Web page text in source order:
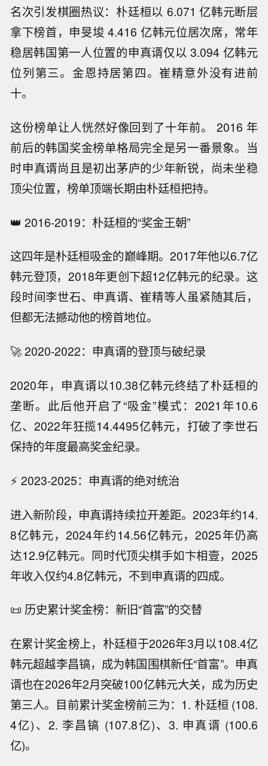
名次引发棋圈热议：朴廷桓以 6.071 亿韩元断层
拿下榜首，申旻埈 4.416 亿韩元位居次席，常年
稳居韩国第一人位置的申真谞仅以 3.094 亿韩元
位列第三。金恩持居第四。崔精意外没有进前
十。
这份榜单让人恍然好像回到了十年前。 2016 年
前后的韩国奖金榜单格局完全是另一番景象。当
时申真谞尚且是初出茅庐的少年新锐，尚未坐稳
顶尖位置，榜单顶端长期由朴廷桓把持。
👑 2016-2019：朴廷桓的“奖金王朝”
这四年是朴廷桓吸金的巅峰期。2017年他以6.7亿
韩元登顶，2018年更创下超12亿韩元的纪录。这
段时间李世石、申真谞、崔精等人虽紧随其后，
但都无法撼动他的榜首地位。
🚀 2020-2022：申真谞的登顶与破纪录
2020年，申真谞以10.38亿韩元终结了朴廷桓的
垄断。此后他开启了“吸金”模式：2021年10.6
亿、2022年狂揽14.4495亿韩元，打破了李世石
保持的年度最高奖金纪录。
⚡ 2023-2025：申真谞的绝对统治
进入新阶段，申真谞持续拉开差距。2023年约14.
8亿韩元，2024年约14.56亿韩元，2025年仍高
达12.9亿韩元。同时代顶尖棋手如卞相壹，2025
年收入仅约4.8亿韩元，不到申真谞的四成。
📜 历史累计奖金榜：新旧“首富”的交替
在累计奖金榜上，朴廷桓于2026年3月以108.4亿
韩元超越李昌镐，成为韩国围棋新任“首富”。申真
谞也在2026年2月突破100亿韩元大关，成为历史
第三人。目前累计奖金榜前三为：1. 朴廷桓 (108.
4亿)、2. 李昌镐 (107.8亿)、3. 申真谞 (100.6
亿)。